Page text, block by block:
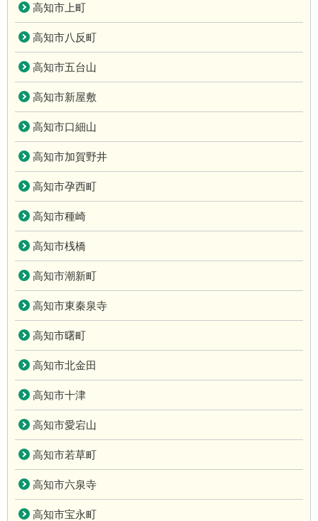
高知市上町
高知市八反町
高知市五台山
高知市新屋敷
高知市口細山
高知市加賀野井
高知市孕西町
高知市種崎
高知市桟橋
高知市潮新町
高知市東秦泉寺
高知市曙町
高知市北金田
高知市十津
高知市愛宕山
高知市若草町
高知市六泉寺
高知市宝永町